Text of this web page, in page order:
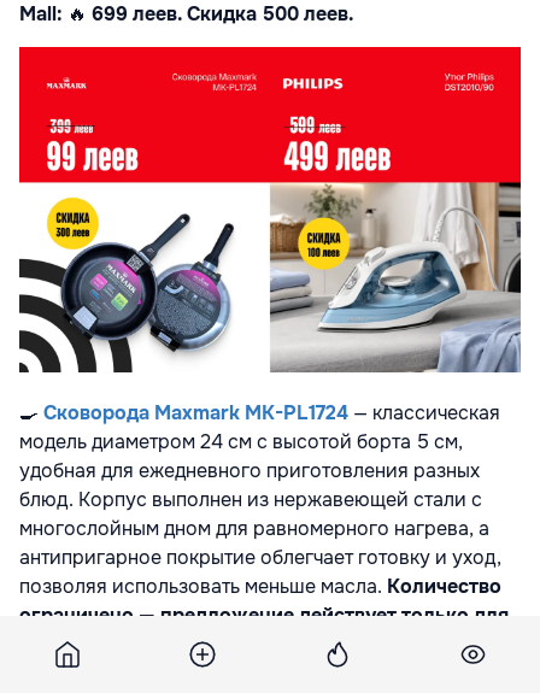
Mall: 🔥 699 леев. Скидка 500 леев.
🍳 Сковорода Maxmark MK-PL1724 — классическая
модель диаметром 24 см с высотой борта 5 см,
удобная для ежедневного приготовления разных
блюд. Корпус выполнен из нержавеющей стали с
многослойным дном для равномерного нагрева, а
антипригарное покрытие облегчает готовку и уход,
позволяя использовать меньше масла. Количество
ограничено — предложение действует только для
первых 100 покупателей.
Только с 30 мая по 6
июня в магазине BOMBA в ТЦ Alfa Mall:
99 леев.